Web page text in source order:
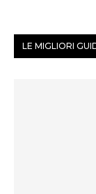
LE MIGLIORI